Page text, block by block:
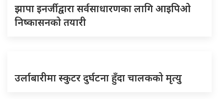
झापा इनर्जीद्वारा सर्वसाधारणका लागि आइपिओ
निष्कासनको तयारी
उर्लाबारीमा स्कुटर दुर्घटना हुँदा चालकको मृत्यु